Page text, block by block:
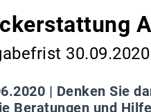
| Denken Sie
Beratungen und